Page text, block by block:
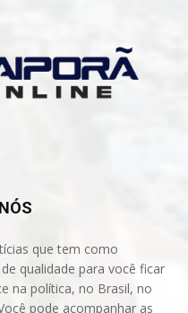
que tem como
qualidade para você ficar
na política, no Brasil, no
pode acompanhar as